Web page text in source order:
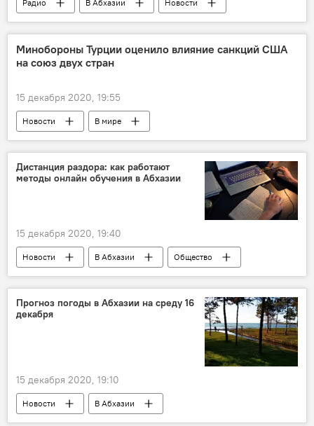
Радио В Абхазии Новости
Минобороны Турции оценило влияние санкций США
на союз двух стран
15 декабря 2020, 19:55
Новости В мире
Дистанция раздора: как работают
методы онлайн обучения в Абхазии
15 декабря 2020, 19:40
Новости В Абхазии
Общество
Коронавирус в Абхазии: экономика и социальная сфера
Прогноз погоды в Абхазии на среду 16
декабря
15 декабря 2020, 19:10
Новости В Абхазии